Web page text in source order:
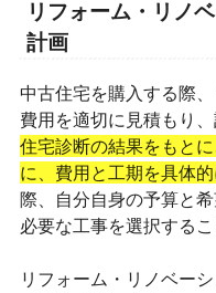
リフォーム・リノ
計画
中古住宅を購入する際
費用を適切に見積もり
住宅診断の結果をもと
に、費用と工期を具体
際、自分自身の予算と
必要な工事を選択するこ
リフォーム・リノベー